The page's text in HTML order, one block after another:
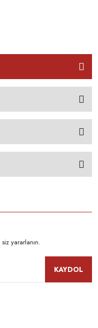
yararlanın.
KAYDOL